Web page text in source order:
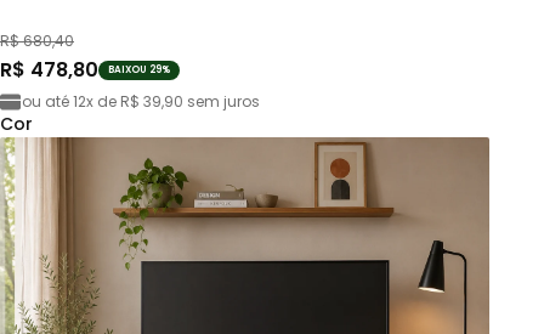
R$ 680,40
R$ 478,80 BAIXOU 29%
ou até12x de R$ 39,90 sem juros
Cor